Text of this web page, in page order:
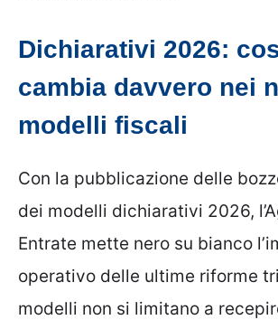
Dichiarativi 2026:
cambia davvero nei
modelli fiscali
Con la pubblicazione delle
dei modelli dichiarativi 2026,
Entrate mette nero su bianco
operativo delle ultime riforme
modelli non si limitano a